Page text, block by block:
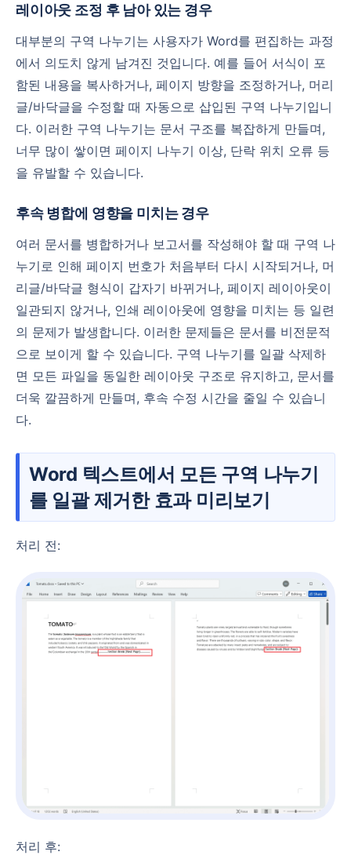
레이아웃 조정 후 남아 있는 경우
대부분의 구역 나누기는 사용자가 Word를 편집하는 과정
에서 의도치 않게 남겨진 것입니다. 예를 들어 서식이 포
함된 내용을 복사하거나, 페이지 방향을 조정하거나, 머리
글/바닥글을 수정할 때 자동으로 삽입된 구역 나누기입니
다. 이러한 구역 나누기는 문서 구조를 복잡하게 만들며,
너무 많이 쌓이면 페이지 나누기 이상, 단락 위치 오류 등
을 유발할 수 있습니다.
후속 병합에 영향을 미치는 경우
여러 문서를 병합하거나 보고서를 작성해야 할 때 구역 나
누기로 인해 페이지 번호가 처음부터 다시 시작되거나, 머
리글/바닥글 형식이 갑자기 바뀌거나, 페이지 레이아웃이
일관되지 않거나, 인쇄 레이아웃에 영향을 미치는 등 일련
의 문제가 발생합니다. 이러한 문제들은 문서를 비전문적
으로 보이게 할 수 있습니다. 구역 나누기를 일괄 삭제하
면 모든 파일을 동일한 레이아웃 구조로 유지하고, 문서를
더욱 깔끔하게 만들며, 후속 수정 시간을 줄일 수 있습니
다.
Word 텍스트에서 모든 구역 나누기
를 일괄 제거한 효과 미리보기
처리 전:
처리 후: